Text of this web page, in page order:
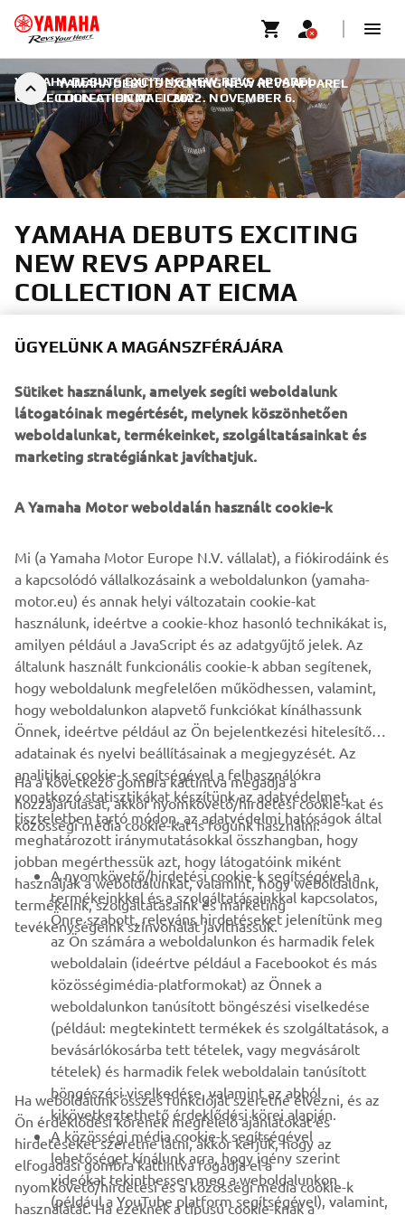
YAMAHA DEBUTS EXCITING NEW REVS APPAREL
COLLECTION AT EICMA
YAMAHA DEBUTS EXCITING NEW REVS APPAREL
COLLECTION AT EICMA | 2022. NOVEMBER 6.
YAMAHA DEBUTS EXCITING
NEW REVS APPAREL
COLLECTION AT EICMA
Stylish, functional and elegant, Yamaha’s exquisite new
REVS Collection introduces a new-look contemporary
fashion for active lifestyles. Debuting at the EICMA show
you can get exclusive first access to the new range of
present and future. The full collection range, including
Sport Heritage, Hyper Naked, Sport Scooter and others
will arrive at the official Yamaha dealer and online at the
end of November.
1/1
VÁLLALATI
B2B
TÖBB YAMAHA
TÁMOGATÁS
HÍRLEVÉL
Legyél az elsők között, aki a legújabb ajánlatokról, különleges
eseményekről, újdonságokról stb. értesül.
ELŐFIZETÉS
ÜGYELÜNK A MAGÁNSZFÉRÁJÁRA
Sütiket használunk, amelyek segíti weboldalunk
látogatóinak megértését, melynek köszönhetően
weboldalunkat, termékeinket, szolgáltatásainkat és
marketing stratégiánkat javíthatjuk.
A Yamaha Motor weboldalán használt cookie-k
Mi (a Yamaha Motor Europe N.V. vállalat), a fiókirodáink és
a kapcsolódó vállalkozásaink a weboldalunkon (yamaha-
motor.eu) és annak helyi változatain cookie-kat
használunk, ideértve a cookie-khoz hasonló technikákat is,
amilyen például a JavaScript és az adatgyűjtő jelek. Az
általunk használt funkcionális cookie-k abban segítenek,
hogy weboldalunk megfelelően működhessen, valamint,
hogy weboldalunkon alapvető funkciókat kínálhassunk
Önnek, ideértve például az Ön bejelentkezési hitelesítő
adatainak és nyelvi beállításainak a megjegyzését. Az
analitikai cookie-k segítségével a felhasználókra
vonatkozó statisztikákat készítünk az adatvédelmet
tiszteletben tartó módon, az adatvédelmi hatóságok által
meghatározott iránymutatásokkal összhangban, hogy
jobban megérthessük azt, hogy látogatóink miként
használják a weboldalunkat, valamint, hogy weboldalunk,
termékeink, szolgáltatásaink és marketing
tevékenységeink színvonalát javíthassuk.
Ha a következő gombra kattintva megadja a
hozzájárulását, akkor nyomkövető/hirdetési cookie-kat és
közösségi média cookie-kat is fogunk használni:
A nyomkövető/hirdetési cookie-k segítségével a
termékeinkkel és a szolgáltatásainkkal kapcsolatos,
Önre szabott, releváns hirdetéseket jelenítünk meg
az Ön számára a weboldalunkon és harmadik felek
weboldalain (ideértve például a Facebookot és más
közösségimédia-platformokat) az Önnek a
weboldalunkon tanúsított böngészési viselkedése
(például: megtekintett termékek és szolgáltatások, a
bevásárlókosárba tett tételek, vagy megvásárolt
tételek) és harmadik felek weboldalain tanúsított
böngészési viselkedése, valamint az abból
kikövetkeztethető érdeklődési körei alapján.
A közösségi média cookie-k segítségével
lehetőséget kínálunk arra, hogy igény szerint
videókat tekinthessen meg a weboldalunkon
(például a YouTube platform segítségével), valamint,
Ha weboldalunk összes funkcióját szeretné élvezni, és az
Ön érdeklődési körének megfelelő ajánlatokat és
hirdetéseket szeretne látni, akkor kérjük, hogy az
elfogadási gombra kattintva fogadja el a
nyomkövető/hirdetési és a közösségi média cookie-k
használatát. Ha ezeknek a típusú cookie-knak a